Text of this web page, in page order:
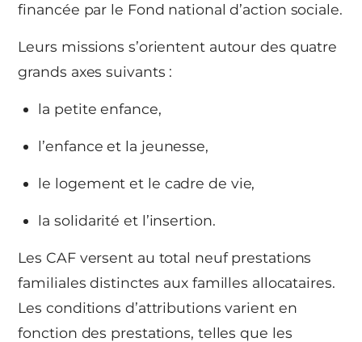
financée par le Fond national d’action sociale.
Leurs missions s’orientent autour des quatre
grands axes suivants :
la petite enfance,
l’enfance et la jeunesse,
le logement et le cadre de vie,
la solidarité et l’insertion.
Les CAF versent au total neuf prestations
familiales distinctes aux familles allocataires.
Les conditions d’attributions varient en
fonction des prestations, telles que les